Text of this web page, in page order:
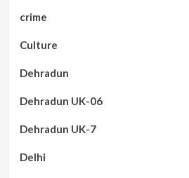
crime
Culture
Dehradun
Dehradun UK-06
Dehradun UK-7
Delhi